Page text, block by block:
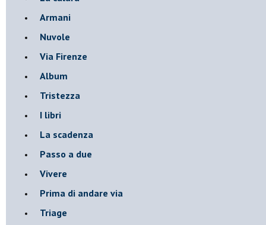
Armani
Nuvole
Via Firenze
Album
Tristezza
I libri
La scadenza
Passo a due
Vivere
Prima di andare via
Triage